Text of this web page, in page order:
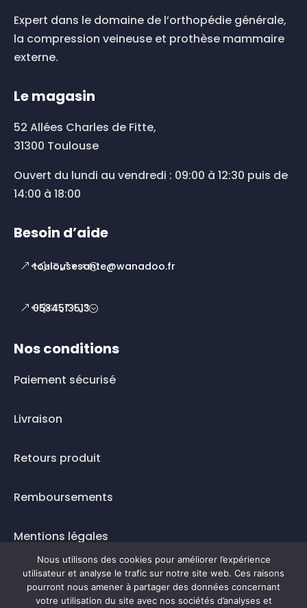
Expert dans le domaine de l’orthopédie générale,
la compression veineuse et prothèse mammaire
externe.
Le magasin
52 Allées Charles de Fitte,
31300 Toulouse
Ouvert du lundi au vendredi : 09:00 à 12:30 puis de
14:00 à 18:00
Besoin d’aide
toulousesante@wanadoo.fr
0534513513
Nos conditions
Paiement sécurisé
Livraison
Retours produit
Remboursements
Mentions légales
Questions fréquentes
Nous utilisons des cookies pour améliorer l’expérience
utilisateur et analyse le trafic sur notre site web. Ces raisons
pourront nous amener à partager des données concernant
votre utilisation du site avec nos sociétés d’analyses et